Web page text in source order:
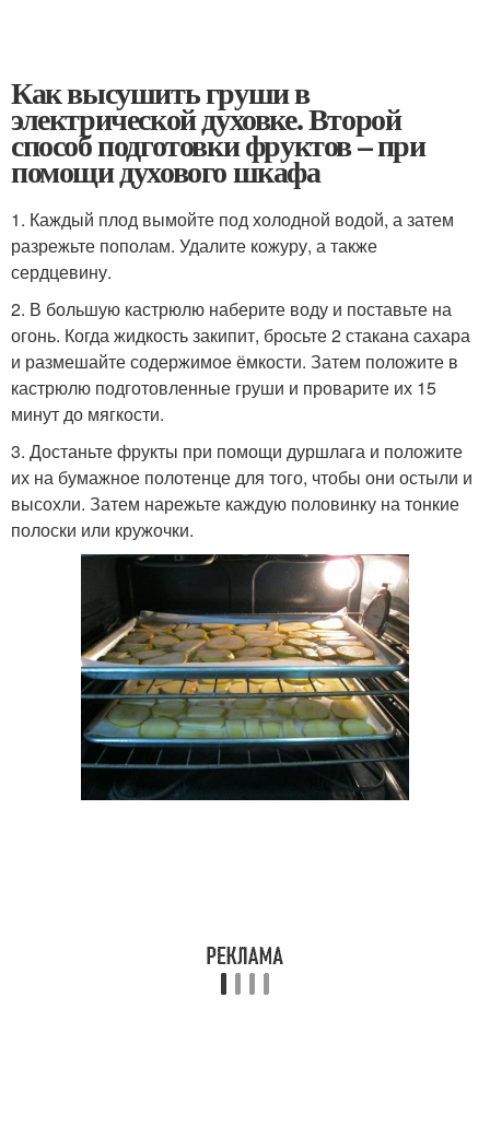
Как высушить груши в
электрической духовке. Второй
способ подготовки фруктов – при
помощи духового шкафа
1. Каждый плод вымойте под холодной водой, а затем
разрежьте пополам. Удалите кожуру, а также
сердцевину.
2. В большую кастрюлю наберите воду и поставьте на
огонь. Когда жидкость закипит, бросьте 2 стакана сахара
и размешайте содержимое ёмкости. Затем положите в
кастрюлю подготовленные груши и проварите их 15
минут до мягкости.
3. Достаньте фрукты при помощи дуршлага и положите
их на бумажное полотенце для того, чтобы они остыли и
высохли. Затем нарежьте каждую половинку на тонкие
полоски или кружочки.